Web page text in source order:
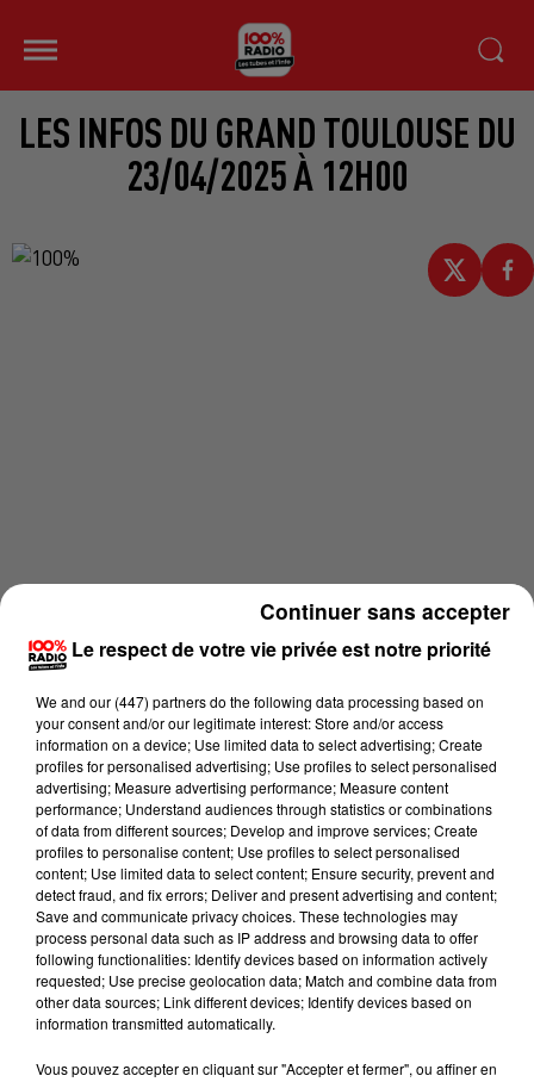
LES INFOS DU GRAND TOULOUSE DU
23/04/2025 À 12H00
Lecture (2 min 14 sec)
100%
100% Radio les infos du grand Toulouse
Le respect de votre vie privée est notre priorité
We and our (447) partnersdo the following data processing based on
your consent and/or our legitimate interest: Store and/or access
information on a device; Use limited data to select advertising; Create
profiles for personalised advertising; Use profiles to select personalised
advertising; Measure advertising performance; Measure content
performance; Understand audiences through statistics or combinations
of data from different sources; Develop and improve services; Create
profiles to personalise content; Use profiles to select personalised
content; Use limited data to select content; Ensure security, prevent and
detect fraud, and fix errors; Deliver and present advertising and content;
Save and communicate privacy choices. These technologies may
process personal data such as IP address and browsing data to offer
following functionalities: Identify devices based on information actively
requested; Use precise geolocation data; Match and combine data from
other data sources; Link different devices; Identify devices based on
information transmitted automatically.
Vous pouvez accepter en cliquant sur "Accepter et fermer", ou affiner en
Continuer sans accepter